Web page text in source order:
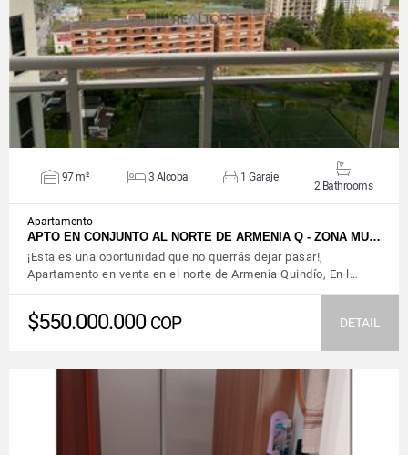
VIEW DETAILS
97 m² 3 Alcoba 1 Garaje
2 Bathrooms
Apartamento
APTO EN CONJUNTO AL NORTE DE ARMENIA Q - ZONA MU…
¡Esta es una oportunidad que no querrás dejar pasar!,
Apartamento en venta en el norte de Armenia Quindío, En l…
$550.000.000 COP DETAIL